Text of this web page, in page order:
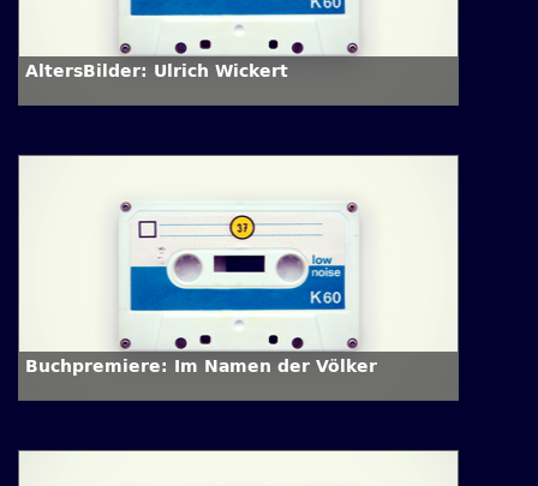
AltersBilder: Ulrich Wickert
Buchpremiere: Im Namen der Völker